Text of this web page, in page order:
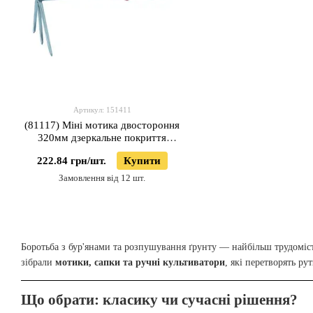
Боротьба з бур'янами та розпушування ґрунту — найбільш
зібрали мотики, сапки та ручні культиватори, які перетворять
Що обрати: класику чи сучасні рішення?
Артикул: 151411
(81117) Міні мотика двостороння
320мм дзеркальне покриття
HAISSER
222.84 грн/шт.
Купити
Замовлення від 12 шт.